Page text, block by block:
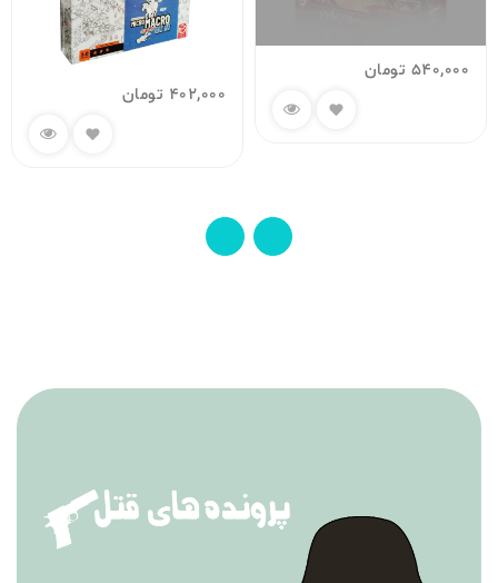
402,000 تومان
540,000 تومان